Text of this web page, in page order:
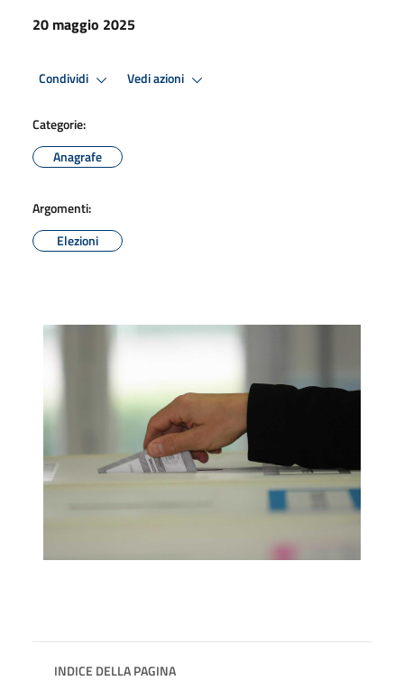
20 maggio 2025
Condividi Vedi azioni
Categorie:
Anagrafe
Argomenti:
Elezioni
INDICE DELLA PAGINA